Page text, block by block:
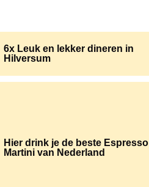
6x Leuk en lekker dineren in
Hilversum
Hier drink je de beste Espresso
Martini van Nederland